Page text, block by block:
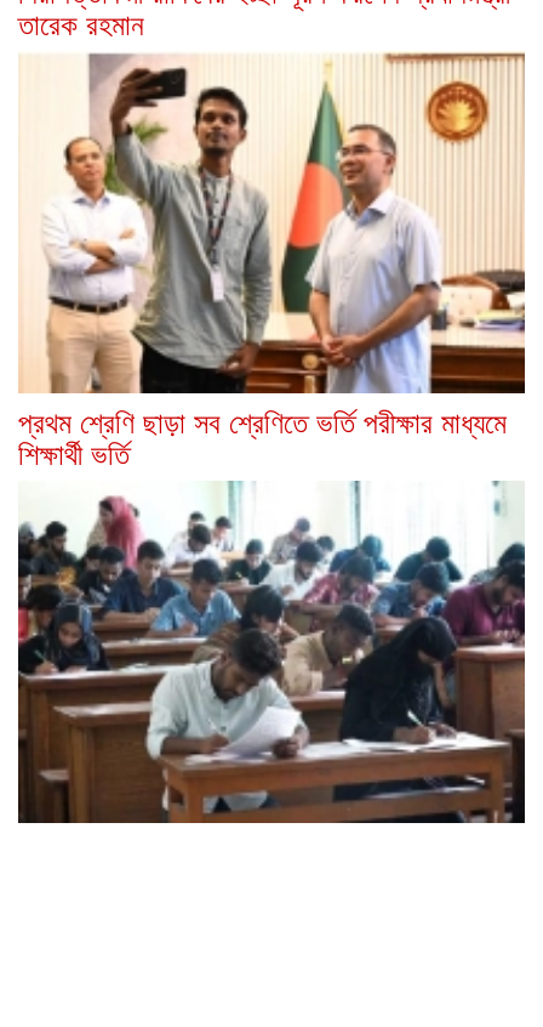
তারেক রহমান
প্রথম শ্রেণি ছাড়া সব শ্রেণিতে ভর্তি পরীক্ষার মাধ্যমে
শিক্ষার্থী ভর্তি